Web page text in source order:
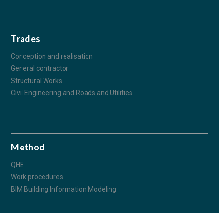
Trades
Conception and realisation
General contractor
Structural Works
Civil Engineering and Roads and Utilities
Method
QHE
Work procedures
BIM Building Information Modeling